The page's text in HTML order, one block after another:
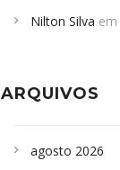
desabamento em
sepultados em SP
Nilton Silva em
ARQUIVOS
agosto 2026